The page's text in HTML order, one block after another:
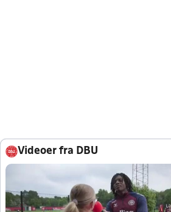
Videoer fra DBU